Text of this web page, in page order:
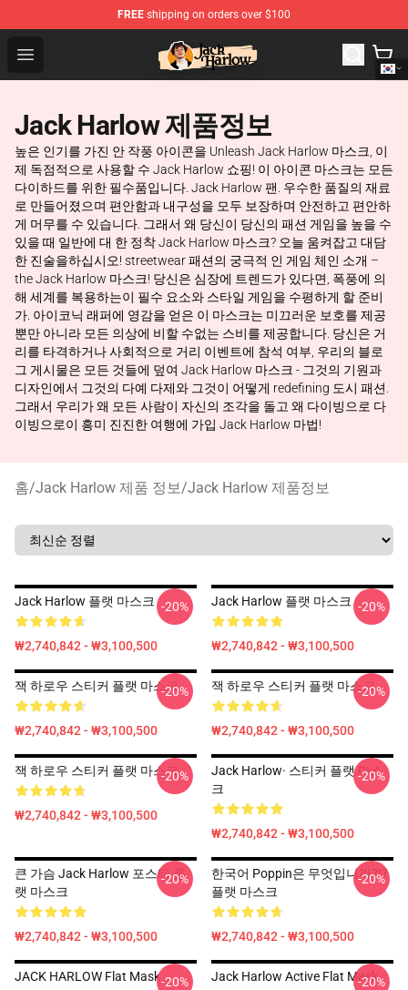
FREE shipping on orders over $100
Open menu
Jack Harlow Shop - Official Jack Harlow Merchandise
Jack Harlow 제품정보
높은 인기를 가진 안 작풍 아이콘을 Unleash Jack Harlow 마스크, 이
제 독점적으로 사용할 수 Jack Harlow 쇼핑! 이 아이콘 마스크는 모든
다이하드를 위한 필수품입니다. Jack Harlow 팬. 우수한 품질의 재료
로 만들어졌으며 편안함과 내구성을 모두 보장하며 안전하고 편안하
게 머무를 수 있습니다. 그래서 왜 당신이 당신의 패션 게임을 높을 수
있을 때 일반에 대 한 정착 Jack Harlow 마스크? 오늘 움켜잡고 대담
한 진술을하십시오! streetwear 패션의 궁극적 인 게임 체인 소개 –
the Jack Harlow 마스크! 당신은 심장에 트렌드가 있다면, 폭풍에 의
해 세계를 복용하는이 필수 요소와 스타일 게임을 수평하게 할 준비
가. 아이코닉 래퍼에 영감을 얻은 이 마스크는 미끄러운 보호를 제공
뿐만 아니라 모든 의상에 비할 수없는 스비를 제공합니다. 당신은 거
리를 타격하거나 사회적으로 거리 이벤트에 참석 여부, 우리의 블로
그 게시물은 모든 것들에 덮여 Jack Harlow 마스크 - 그것의 기원과
디자인에서 그것의 다예 다제와 그것이 어떻게 redefining 도시 패션.
그래서 우리가 왜 모든 사람이 자신의 조각을 돌고 왜 다이빙으로 다
이빙으로이 흥미 진진한 여행에 가입 Jack Harlow 마법!
홈/Jack Harlow 제품 정보/Jack Harlow 제품정보
Jack Harlow 플랫 마스크
₩2,740,842 - ₩3,100,500
-20% Jack Harlow 플랫 마스크
₩2,740,842 - ₩3,100,500
-20%
잭 하로우 스티커 플랫 마스크
₩2,740,842 - ₩3,100,500
-20% 잭 하로우 스티커 플랫 마스크
₩2,740,842 - ₩3,100,500
-20%
잭 하로우 스티커 플랫 마스크
₩2,740,842 - ₩3,100,500
-20%
Jack Harlow· 스티커 플랫 마스
크
₩2,740,842 - ₩3,100,500
-20%
큰 가슴 Jack Harlow 포스터 플
랫 마스크
₩2,740,842 - ₩3,100,500
-20%
한국어 Poppin은 무엇입니까?!?
플랫 마스크
₩2,740,842 - ₩3,100,500
-20%
JACK HARLOW Flat Mask-20% Jack Harlow Active Flat Mask
-20%